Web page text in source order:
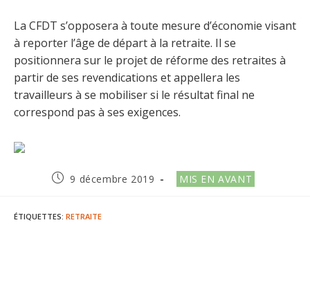
La CFDT s’opposera à toute mesure d’économie visant
à reporter l’âge de départ à la retraite. Il se
positionnera sur le projet de réforme des retraites à
partir de ses revendications et appellera les
travailleurs à se mobiliser si le résultat final ne
correspond pas à ses exigences.
Publication
9 décembre 2019
Post
category:
MIS EN AVANT
ÉTIQUETTES: RETRAITE